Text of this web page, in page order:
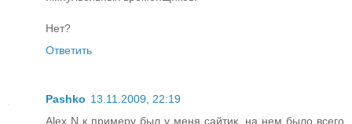
Нет?
Ответить
Pashko 13.11.2009, 22:19
Alex N к примеру был у меня сайтик, на нем было всего